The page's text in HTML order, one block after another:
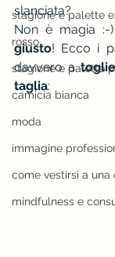
stagione e palette
rosso
stagione e palette
camicia bianca
moda
immagine
come vestirsi a una
mindfulness e
slanciata?
Non è magia
giusto! Ecco i
davvero a
taglia: